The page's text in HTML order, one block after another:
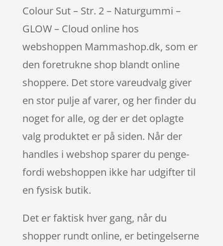
Colour Sut – Str. 2 – Naturgummi –
GLOW – Cloud online hos
webshoppen Mammashop.dk, som er
den foretrukne shop blandt online
shoppere. Det store vareudvalg giver
en stor pulje af varer, og her finder du
noget for alle, og der er det oplagte
valg produktet er på siden. Når der
handles i webshop sparer du penge-
fordi webshoppen ikke har udgifter til
en fysisk butik.
Det er faktisk hver gang, når du
shopper rundt online, er betingelserne